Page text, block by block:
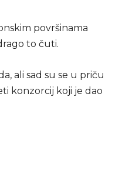
površinama
to čuti.
ali sad su se u priču
konzorcij koji je dao